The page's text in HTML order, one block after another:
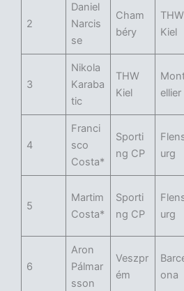
2
Daniel
Narcis
se
Cham
béry
THW
Kiel
3
Nikola
Karaba
tic
THW
Kiel
ellier
4
Franci
sco
Costa*
Sporti
ng CP
urg
5
Martim
Costa*
Sporti
ng CP
urg
6
Aron
Pálmar
sson
Veszpr
ém
ona